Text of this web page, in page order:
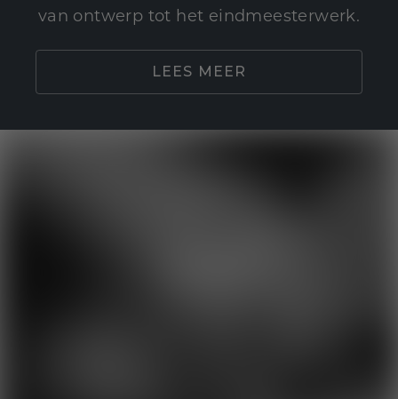
van ontwerp tot het eindmeesterwerk.
LEES MEER